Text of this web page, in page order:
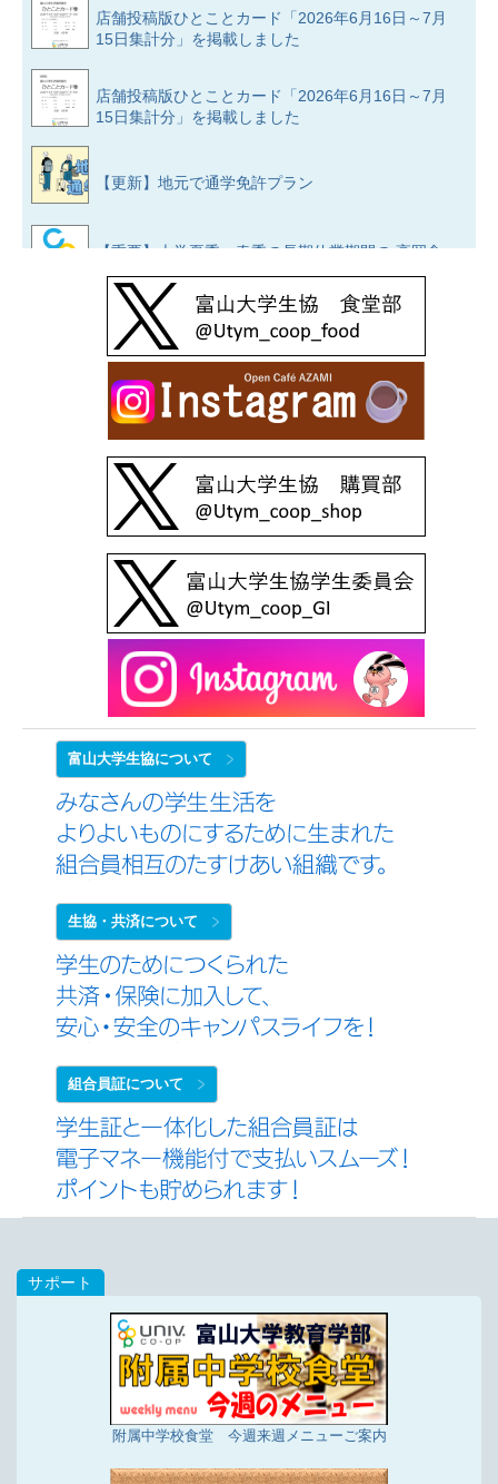
店舗投稿版ひとことカード「2026年6月16日～7月
15日集計分」を掲載しました
店舗投稿版ひとことカード「2026年6月16日～7月
15日集計分」を掲載しました
【更新】地元で通学免許プラン
【重要】大学夏季・春季の長期休業期間の 高岡食
堂の営業のお知らせ
大学生協でレンタカーを借りよう！
大学生協✕タイムズカーシェア
店舗投稿版ひとことカード「2026年5月16日～6月
15日集計分」を掲載しました
「2027受験生向け」大学進学ガイドブック～保護
者と現役大学生の声でできた～
店舗投稿版ひとことカード「2026年4月16日～5月
15日集計分」を掲載しました
店舗投稿版ひとことカード「2026年2月16日～4月
15日集計分」を掲載しました
【連載漫画】 かがやけ☆ミールマン 大学生のう
ちに考えよう！健康と栄養（新）
4/2更新
【随時更新用】ミールプラン２０２６のご利用カレ
ンダー（2026年4月2日更新）
【FAQ】ミールプラン２０２６について、よくある
お問合せ
2/22更新
店舗投稿版ひとことカード「2025年12月16日～2
1/9更新
タンブラー
12/23更新
店舗投稿版ひとことカード「2025年11月21日～12
店舗投稿版ひとことカード「2025年10月16日～11
10/17更新
店舗投稿版ひとことカード「2025年9月16日～10
月15日集計分」を掲載しました
9/29更新
店舗投稿版ひとことカード「2025年7月16日～9月
15日集計分」を掲載しました
富山大学生協について
生協・共済について
組合員証について
附属中学校食堂 今週来週メニューご案内